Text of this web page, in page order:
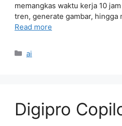
memangkas waktu kerja 10
tren, generate gambar, hingga
Read more
Categories
ai
Digipro